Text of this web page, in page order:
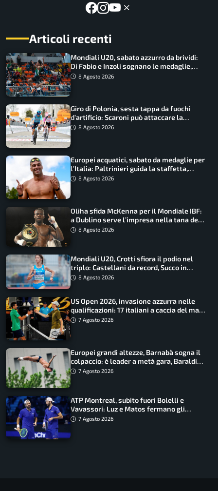
Articoli recenti
Mondiali U20, sabato azzurro da brividi:
Di Fabio e Inzoli sognano le medaglie,
Castellani e Succo in finale
8 Agosto 2026
Giro di Polonia, sesta tappa da fuochi
d’artificio: Scaroni può attaccare la
maglia di Lemmen
8 Agosto 2026
Europei acquatici, sabato da medaglie per
l’Italia: Paltrinieri guida la staffetta,
Barnabà sogna l’oro dalle grandi altezze
8 Agosto 2026
Oliha sfida McKenna per il Mondiale IBF:
a Dublino serve l’impresa nella tana del
lupo8 Agosto 2026
Mondiali U20, Crotti sfiora il podio nel
triplo: Castellani da record, Succo in
finale
8 Agosto 2026
US Open 2026, invasione azzurra nelle
qualificazioni: 17 italiani a caccia del main
draw7 Agosto 2026
Europei grandi altezze, Barnabà sogna il
colpaccio: è leader a metà gara, Baraldi
ancora in corsa
7 Agosto 2026
ATP Montreal, subito fuori Bolelli e
Vavassori: Luz e Matos fermano gli
azzurri
7 Agosto 2026